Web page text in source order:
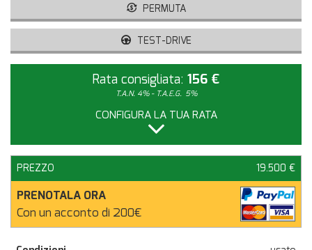
PERMUTA
TEST-DRIVE
Rata consigliata: 156 €
T.A.N. 4% - T.A.E.G. 5%
CONFIGURA LA TUA RATA
PREZZO 19.500 €
PRENOTALA ORA
Con un acconto di 200€